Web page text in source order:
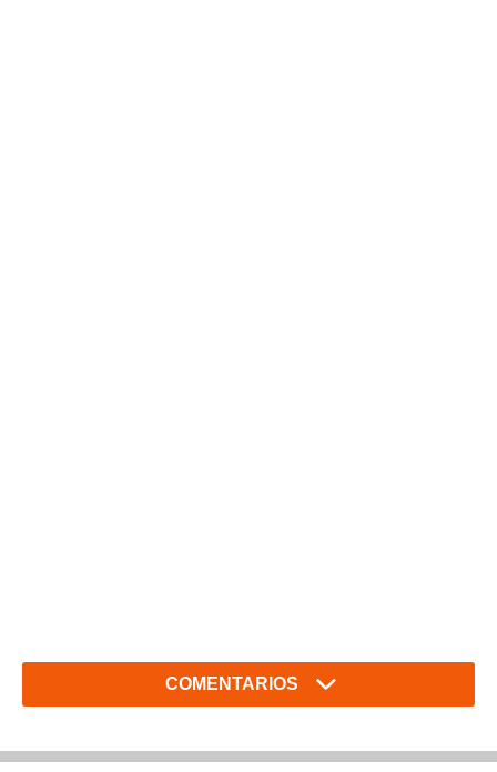
COMENTARIOS